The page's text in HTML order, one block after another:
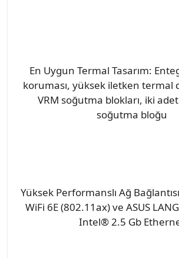
En Uygun Termal Tasarım:
koruması, yüksek iletken termal
VRM soğutma blokları, iki
soğutma bloğu
Yüksek Performanslı Ağ
WiFi 6E (802.11ax) ve ASUS
Intel® 2.5 Gb